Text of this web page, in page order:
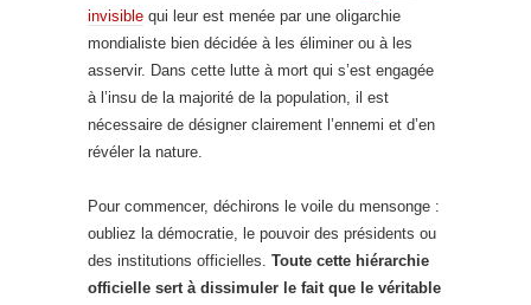
invisible qui leur est menée par une oligarchie
mondialiste bien décidée à les éliminer ou à les
asservir. Dans cette lutte à mort qui s’est engagée
à l’insu de la majorité de la population, il est
nécessaire de désigner clairement l’ennemi et d’en
révéler la nature.
Pour commencer, déchirons le voile du mensonge :
oubliez la démocratie, le pouvoir des présidents ou
des institutions officielles. Toute cette hiérarchie
officielle sert à dissimuler le fait que le véritable